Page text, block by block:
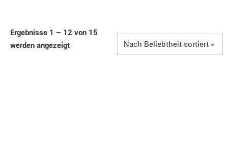
Ergebnisse 1 – 12 von 15
werden angezeigt